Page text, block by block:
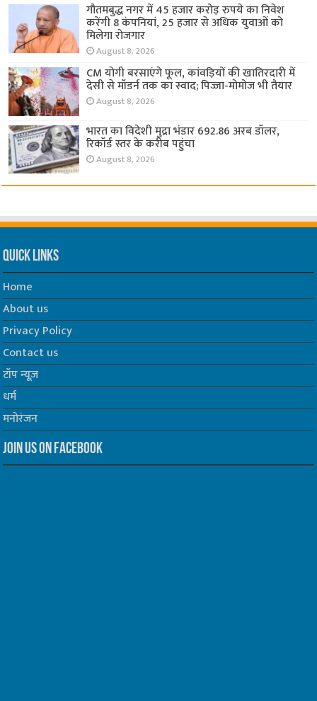
गौतमबुद्ध नगर में 45 हजार करोड़ रुपये का निवेश
करेंगी 8 कंपनियां, 25 हजार से अधिक युवाओं को
मिलेगा रोजगार
August 8, 2026
CM योगी बरसाएंगे फूल, कांवड़ियों की खातिरदारी में
देसी से मॉडर्न तक का स्वाद; पिज्जा-मोमोज भी तैयार
August 8, 2026
भारत का विदेशी मुद्रा भंडार 692.86 अरब डॉलर,
रिकॉर्ड स्तर के करीब पहुंचा
August 8, 2026
Quick Links
Home
About us
Privacy Policy
Contact us
टॉप न्यूज़
धर्म
मनोरंजन
Join us on Facebook